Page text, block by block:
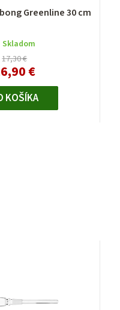
Greenline 30 cm
Skladom
17,30 €
€
KOŠÍKA